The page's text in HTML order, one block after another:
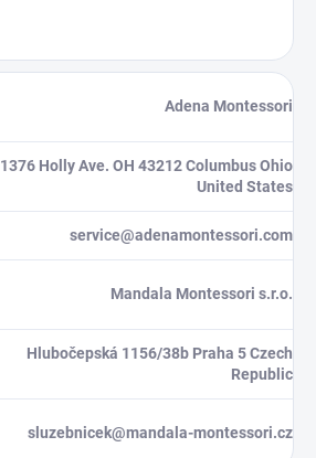
Adena Montessori
1376 Holly Ave. OH 43212 Columbus Ohio
United States
service@adenamontessori.com
Mandala Montessori s.r.o.
Hlubočepská 1156/38b Praha 5 Czech
Republic
sluzebnicek@mandala-montessori.cz